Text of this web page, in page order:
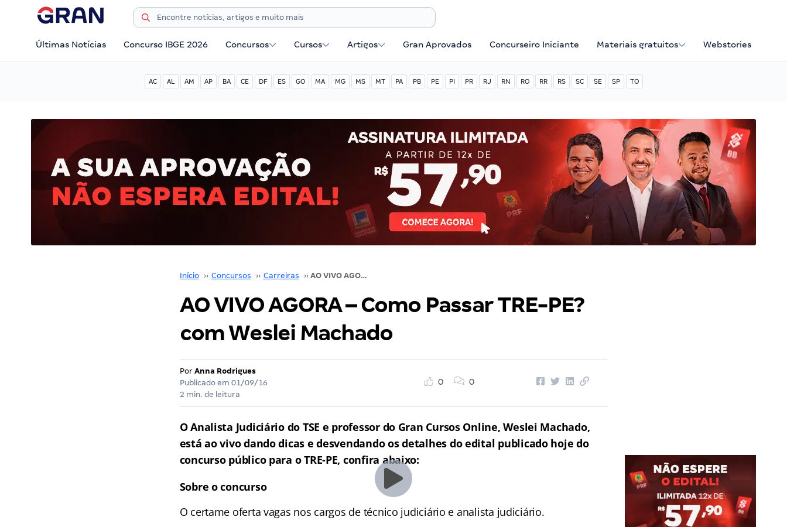
Últimas Notícias Concurso IBGE 2026 Concursos Cursos Artigos Gran Aprovados Concurseiro Iniciante Materiais gratuitos Webstories
AC AL AM AP BA CE DF ES GO MA MG MS MT PA PB PE PI PR RJ RN RO RR RS SC SE SP TO
Início ›› Concursos ›› Carreiras ›› AO VIVO AGORA – Como Passar TRE-PE? com Weslei Machado
AO VIVO AGORA – Como Passar TRE-PE?
com Weslei Machado
Por Anna Rodrigues
Publicado em 01/09/16
2 min. de leitura
0 0
O Analista Judiciário do TSE e professor do Gran Cursos Online, Weslei Machado,
está ao vivo dando dicas e desvendando os detalhes do edital publicado hoje do
concurso público para o TRE-PE, confira abaixo:
Sobre o concurso
O certame oferta vagas nos cargos de técnico judiciário e analista judiciário.